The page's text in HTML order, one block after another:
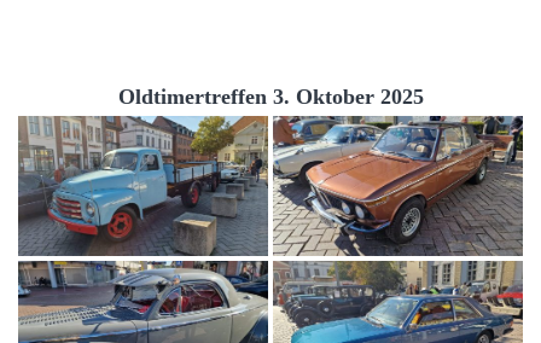
Oldtimertreffen 3. Oktober 2025